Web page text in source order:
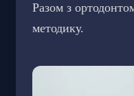
Разом з
методику.